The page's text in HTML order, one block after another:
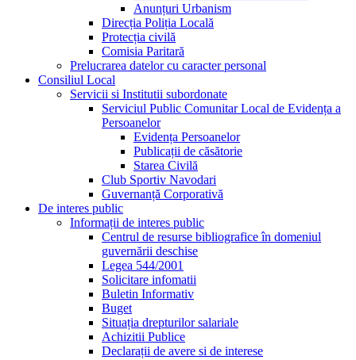
Anunțuri Urbanism
Direcția Poliția Locală
Protecția civilă
Comisia Paritară
Prelucrarea datelor cu caracter personal
Consiliul Local
Servicii si Institutii subordonate
Serviciul Public Comunitar Local de Evidența a
Persoanelor
Evidența Persoanelor
Publicații de căsătorie
Starea Civilă
Club Sportiv Navodari
Guvernanță Corporativă
De interes public
Informații de interes public
Centrul de resurse bibliografice în domeniul
guvernării deschise
Legea 544/2001
Solicitare infomatii
Buletin Informativ
Buget
Situația drepturilor salariale
Achizitii Publice
Declarații de avere si de interese